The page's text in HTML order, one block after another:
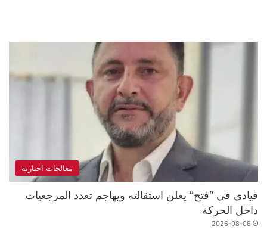
معالجات اخبارية
قيادي في “فتح” يعلن استقالته ويهاجم تعدد المرجعيات
داخل الحركة
2026-08-06